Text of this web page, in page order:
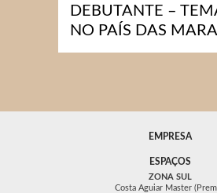
DEBUTANTE –
NO PAÍS DAS
EMPRESA
ESPAÇOS
ZONA SUL
Costa Aguiar Master